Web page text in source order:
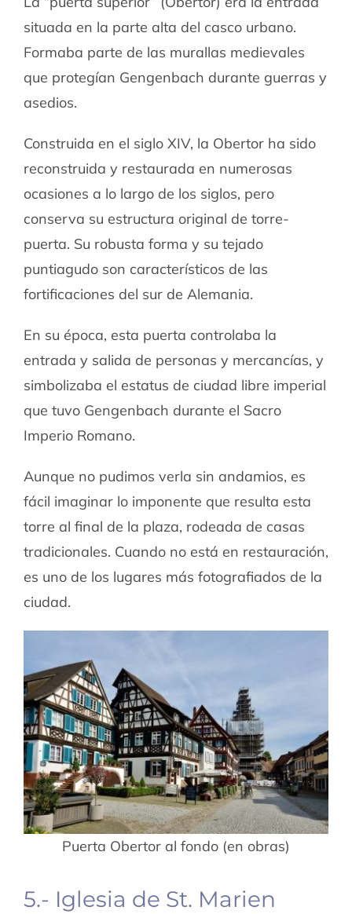
situada en la parte alta del casco urbano.
Formaba parte de las murallas medievales
que protegían Gengenbach durante guerras y
asedios.
Construida en el siglo XIV, la Obertor ha sido
reconstruida y restaurada en numerosas
ocasiones a lo largo de los siglos, pero
conserva su estructura original de torre-
puerta. Su robusta forma y su tejado
puntiagudo son característicos de las
fortificaciones del sur de Alemania.
En su época, esta puerta controlaba la
entrada y salida de personas y mercancías, y
simbolizaba el estatus de ciudad libre imperial
que tuvo Gengenbach durante el Sacro
Imperio Romano.
Aunque no pudimos verla sin andamios, es
fácil imaginar lo imponente que resulta esta
torre al final de la plaza, rodeada de casas
tradicionales. Cuando no está en restauración,
es uno de los lugares más fotografiados de la
ciudad.
Puerta Obertor al fondo (en obras)
5.- Iglesia de St. Marien